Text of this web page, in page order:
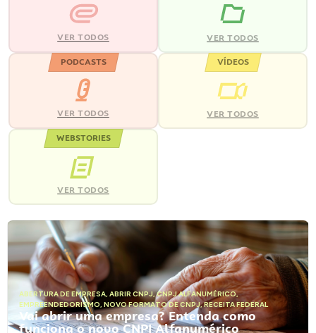
VER TODOS VER TODOS
PODCASTS
VER TODOS
VÍDEOS
VER TODOS
WEBSTORIES
VER TODOS
ABERTURA DE EMPRESA, ABRIR CNPJ,CNPJ ALFANUMÉRICO,
EMPREENDEDORISMO, NOVO FORMATO DE CNPJ,RECEITA FEDERAL
Vai abrir uma empresa? Entenda como
funciona o novo CNPJ Alfanumérico